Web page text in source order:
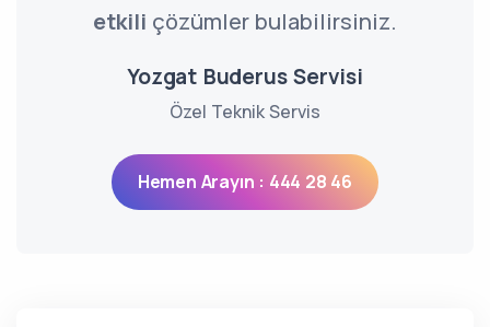
etkili çözümler bulabilirsiniz.
Yozgat Buderus Servisi
Özel Teknik Servis
Hemen Arayın : 444 28 46